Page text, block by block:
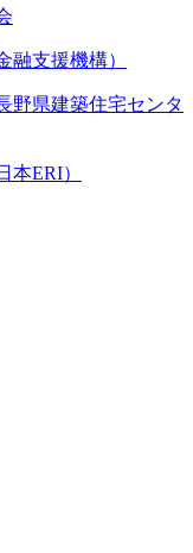
融支援機構）
野県建築住宅センタ
本ERI）